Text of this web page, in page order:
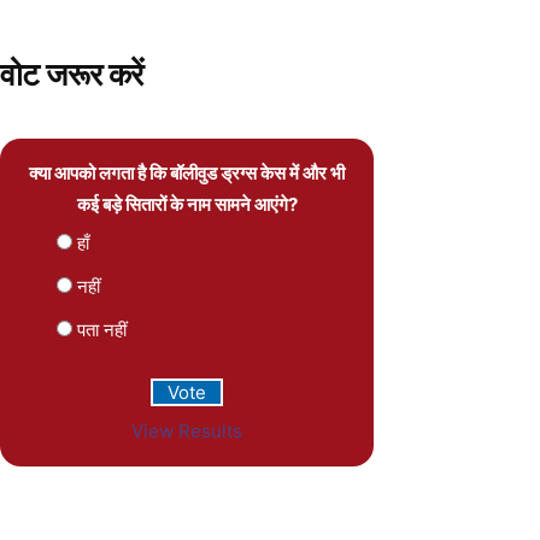
वोट जरूर करें
क्या आपको लगता है कि बॉलीवुड ड्रग्स केस में और भी
कई बड़े सितारों के नाम सामने आएंगे?
हाँ
नहीं
पता नहीं
View Results